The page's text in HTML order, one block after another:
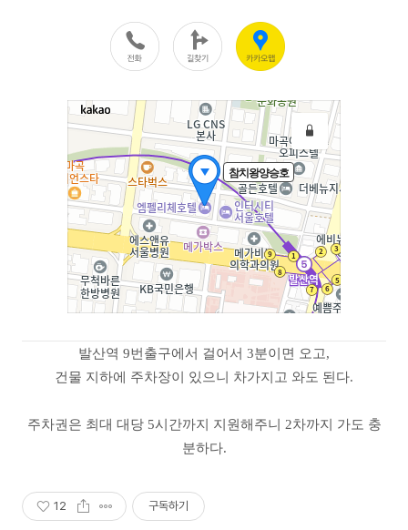
발산역 9번출구에서 걸어서 3분이면 오고,
건물 지하에 주차장이 있으니 차가지고 와도 된다.
주차권은 최대 대당 5시간까지 지원해주니 2차까지 가도 충
분하다.
12 구독하기